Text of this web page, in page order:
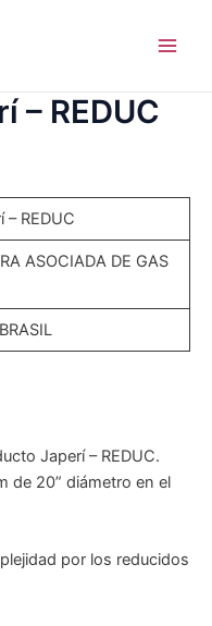
– REDUC
REDUC
ASOCIADA DE GAS
Japerí – REDUC.
de 20” diámetro en el
por los reducidos